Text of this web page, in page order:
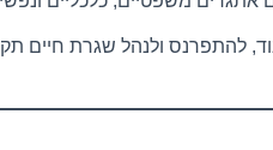
להתפרנס ולנהל שגרת חיים